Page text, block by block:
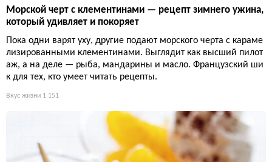
Морской черт с клементинами — рецепт зимнего ужина,
который удивляет и покоряет
Пока одни варят уху, другие подают морского черта с караме
лизированными клементинами. Выглядит как высший пилот
аж, а на деле — рыба, мандарины и масло. Французский ши
к для тех, кто умеет читать рецепты.
Вкус жизни 1 151